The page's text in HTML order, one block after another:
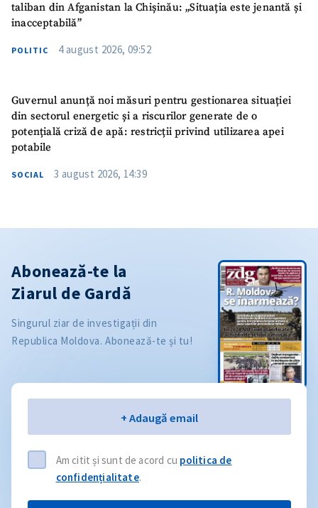
taliban din Afganistan la Chișinău: „Situația este jenantă și
inacceptabilă”
POLITIC 4 august 2026, 09:52
Guvernul anunță noi măsuri pentru gestionarea situației
din sectorul energetic și a riscurilor generate de o
potențială criză de apă: restricții privind utilizarea apei
potabile
SOCIAL 3 august 2026, 14:39
Abonează-te la
Ziarul de Gardă
Singurul ziar de investigații din
Republica Moldova. Abonează-te și tu!
+ Adaugă email
Am citit și sunt de acord cu politica de
confidențialitate.